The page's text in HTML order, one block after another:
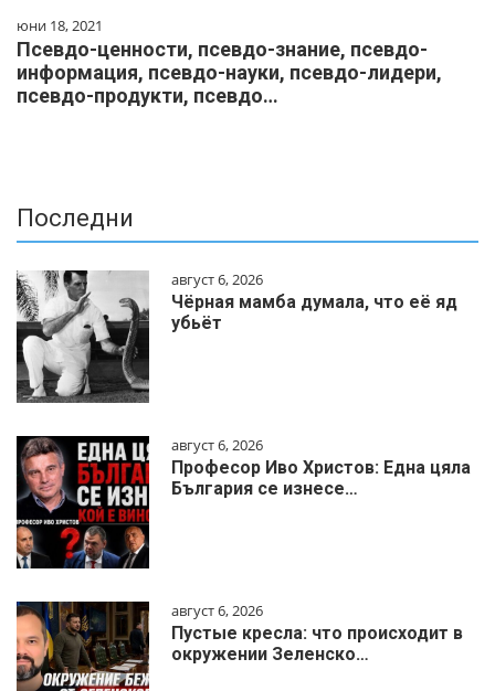
юни 18, 2021
Псевдо-ценности, псевдо-знание, псевдо-
информация, псевдо-науки, псевдо-лидери,
псевдо-продукти, псевдо…
Последни
август 6, 2026
Чёрная мамба думала, что её яд
убьёт
август 6, 2026
Професор Иво Христов: Една цяла
България се изнесе…
август 6, 2026
Пустые кресла: что происходит в
окружении Зеленско…